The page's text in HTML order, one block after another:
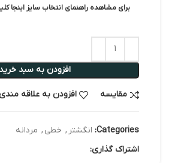
برای مشاهده راهنمای انتخاب سایز اینجا
افزودن به سبد
مقایسه افزودن به علاقه مندی
Categories: انگشتر , خطی , مردانه
اشتراک گذاری: